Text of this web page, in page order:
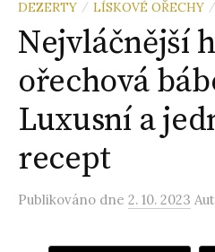
DEZERTY / LÍSKOVÉ OŘECHY /
Nejvláčnější
ořechová
Luxusní a
recept
Publikováno dne 2. 10. 2023